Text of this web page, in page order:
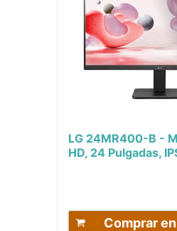
LG 24MR400-B -
HD, 24 Pulgadas,
Comprar